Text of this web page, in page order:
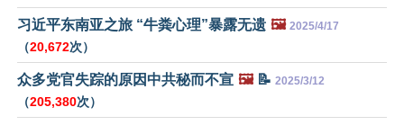
习近平东南亚之旅 “牛粪心理”暴露无遗 🖼️ 2025/4/17
（20,672次）
众多党官失踪的原因中共秘而不宣 🖼️📝 2025/3/12
（205,380次）